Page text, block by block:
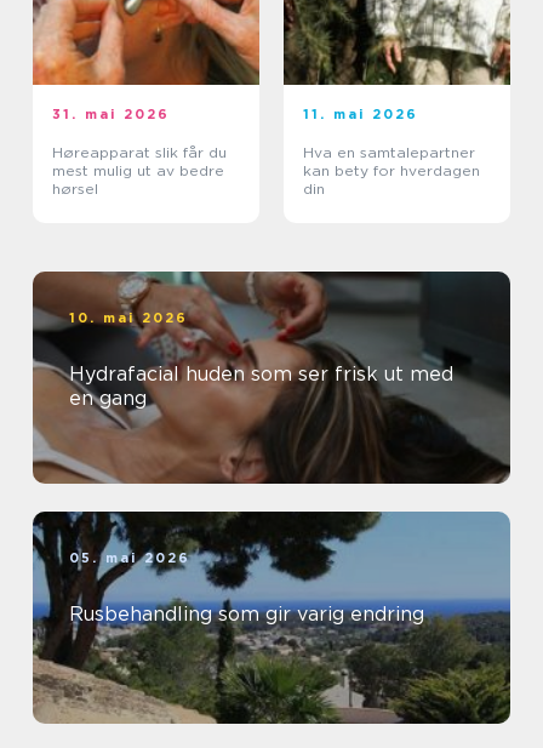
31. mai 2026
Høreapparat slik får du
mest mulig ut av bedre
hørsel
11. mai 2026
Hva en samtalepartner
kan bety for hverdagen
din
10. mai 2026
Hydrafacial huden som ser frisk ut med
en gang
05. mai 2026
Rusbehandling som gir varig endring